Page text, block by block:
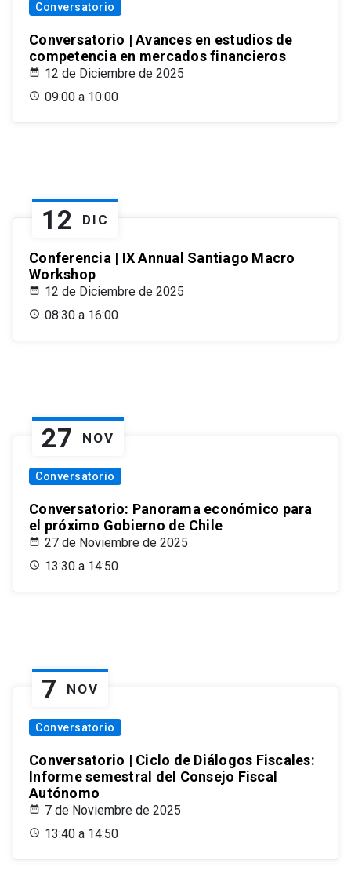
Conversatorio
Conversatorio | Avances en estudios de
competencia en mercados financieros
12 de Diciembre de 2025
09:00 a 10:00
12 DIC
Conferencia | IX Annual Santiago Macro
Workshop
12 de Diciembre de 2025
08:30 a 16:00
27 NOV
Conversatorio
Conversatorio: Panorama económico para
el próximo Gobierno de Chile
27 de Noviembre de 2025
13:30 a 14:50
7 NOV
Conversatorio
Conversatorio | Ciclo de Diálogos Fiscales:
Informe semestral del Consejo Fiscal
Autónomo
7 de Noviembre de 2025
13:40 a 14:50